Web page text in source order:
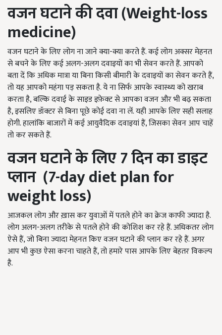
वजन घटाने की दवा(Weight-loss
medicine)
वजन घटाने के लिए लोग ना जाने क्या-क्या करते हैं. कई लोग अक्सर मेहनत
से बचने के लिए कई अलग-अलग दवाइयों का भी सेवन करते हैं. आपको
बता दें कि अधिक मात्रा या बिना किसी बीमारी के दवाइयों का सेवन करते हैं,
तो यह आपको महंगा पड़ सकता है. ये ना सिर्फ आपके स्वास्थ्य को खराब
करता है, बल्कि दवाई के साइड इफ़ेक्ट से आपका वजन और भी बढ़ सकता
है, इसलिए डॉक्टर से बिना पूछे कोई दवा ना लें. यही आपके लिए सही सलाह
होगी. हालांकि बाजारों में कई आयुवैदिक दवाइयां हैं, जिसका सेवन आप चाहें
तो कर सकते हैं.
वजन घटाने के लिए7दिन का डाइट
प्लान (7-day diet plan for
weight loss)
आजकल लोग और ख़ास कर युवाओं में पतले होने का क्रेज काफी ज्यादा है.
लोग अलग-अलग तरीके से पतले होने की कोशिश कर रहे हैं. अधिकतर लोग
ऐसे हैं, जो बिना ज्यादा मेहनत किए वजन घटाने की प्लान कर रहे हैं. अगर
आप भी कुछ ऐसा करना चाहते हैं, तो हमारे पास आपके लिए बेहतर विकल्प
है.